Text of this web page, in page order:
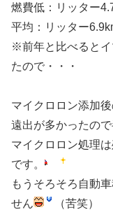
燃費低：リッター
平均：リッター
※前年と比べると
たので・・・
マイクロロン添加
遠出が多かったの
マイクロロン処理
です。
もうそろそろ自動
せん
（苦笑）